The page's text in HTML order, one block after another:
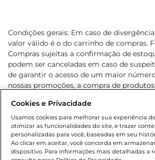
Condições gerais: Em caso de
valor válido é o do carrinho de compras.
Compras sujeitas a confirmação de
podem ser canceladas em caso de
de garantir o acesso de um maior
nossas promoções, a compra de
cliente. Os preços, ofertas e condições
o e-commerce e válidos durante o dia de
sofrer alterações sem prévia notificação.
de bebidas alcoólicas para menores de
Lei n.º 8069/90, art. 81, inciso II (Estatuto
Cookies e Privacidade
Usamos cookies para melhorar sua experiência
otimizar as funcionalidades do site, e trazer
personalizadas para você, baseadas em seu
Ao clicar em aceitar, você concorda em
dispositivo. Para informações mais detalhadas a